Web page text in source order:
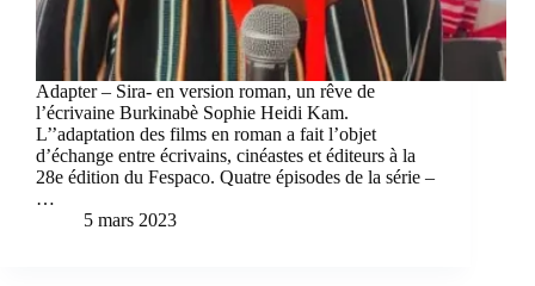
Adapter – Sira- en version roman, un rêve de
l’écrivaine Burkinabè Sophie Heidi Kam.
L’’adaptation des films en roman a fait l’objet
d’échange entre écrivains, cinéastes et éditeurs à la
28e édition du Fespaco. Quatre épisodes de la série –
…
5 mars 2023